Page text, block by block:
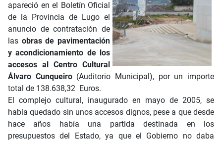
apareció en el Boletín Oficial
de la Provincia de Lugo el
anuncio de contratación de
las obras de pavimentación
y acondicionamiento de los
accesos al Centro Cultural
Álvaro Cunqueiro(Auditorio Municipal), por un importe
total de 138.638,32 Euros.
El complejo cultural, inaugurado en mayo de 2005, se
había quedado sin unos accesos dignos, pese a que desde
hace años había una partida destinada en los
presupuestos del Estado, ya que el Gobierno no daba